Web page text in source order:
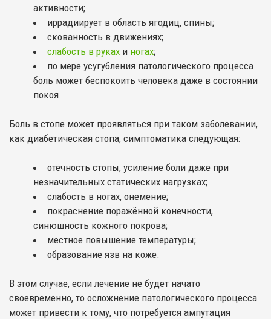
активности;
иррадиирует в область ягодиц, спины;
скованность в движениях;
слабость в руках и ногах;
по мере усугубления патологического процесса
боль может беспокоить человека даже в состоянии
покоя.
Боль в стопе может проявляться при таком заболевании,
как диабетическая стопа, симптоматика следующая:
отёчность стопы, усиление боли даже при
незначительных статических нагрузках;
слабость в ногах, онемение;
покраснение поражённой конечности,
синюшность кожного покрова;
местное повышение температуры;
образование язв на коже.
В этом случае, если лечение не будет начато
своевременно, то осложнение патологического процесса
может привести к тому, что потребуется ампутация